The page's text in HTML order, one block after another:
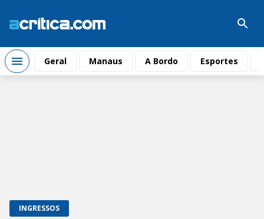
Geral Manaus A Bordo Esportes
INGRESSOS